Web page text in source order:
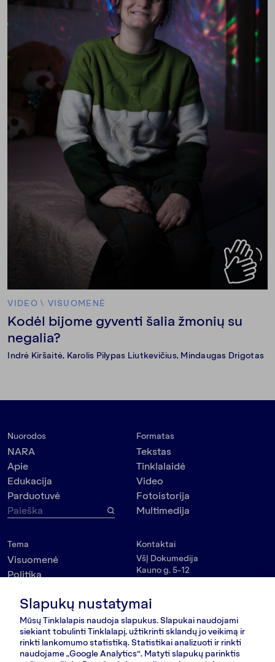
VIDEO \ VISUOMENĖ
Kodėl bijome gyventi šalia žmonių su
negalia?
Indrė Kiršaitė, Karolis Pilypas Liutkevičius, Mindaugas Drigotas
Nuorodos
NARA
Apie
Edukacija
Parduotuvė
Formatas
Tekstas
Tinklalaidė
Video
Fotoistorija
Multimedija
Tema
Visuomenė
Politika
Psichologija
Asmenybės
Aplinkosauga
Kontaktai
VšĮ Dokumedija
Kauno g. 5-12
SEKITE MUS
Slapukų nustatymai
Mūsų Tinklalapis naudoja slapukus. Slapukai naudojami
siekiant tobulinti Tinklalapį, užtikrinti sklandų jo veikimą ir
rinkti lankomumo statistiką. Statistikai analizuoti ir rinkti
naudojame „Google Analytics“. Matyti slapukų parinktis